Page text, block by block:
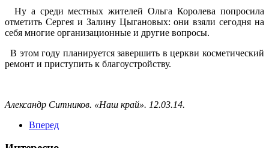
Ну а среди местных жителей Ольга Королева попросила
отметить Сергея и Залину Цыгановых: они взяли сегодня на
себя многие организационные и другие вопросы.
В этом году планируется завершить в церкви косметический
ремонт и приступить к благоустройству.
Александр Ситников. «Наш край». 12.03.14.
Вперед